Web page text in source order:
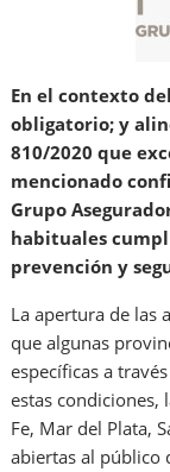
En el contexto
obligatorio; y
810/2020 que
mencionado
Grupo
habituales
prevención y
La apertura de las
que algunas
específicas a
estas condiciones,
Fe, Mar del Plata,
abiertas al público